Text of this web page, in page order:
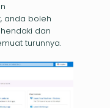
anda boleh
dan
turunnya.